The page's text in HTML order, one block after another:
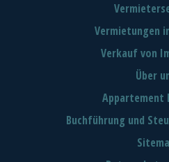
Vermietungen
Verkauf von
Über
Appartement
Buchführung und